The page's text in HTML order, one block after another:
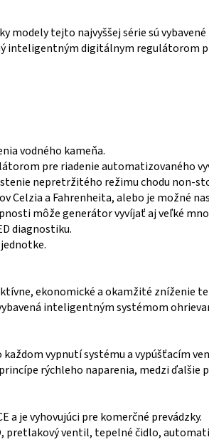
modely tejto najvyššej série sú
inteligentným digitálnym regulátorom
vodného kameňa.
pre riadenie automatizovaného
nepretržitého režimu chodu non-
a Fahrenheita, alebo je možné
môže generátor vyvíjať aj veľké
diagnostiku.
ekonomické a okamžité zníženie
inteligentným systémom
vypnutí systému a vypúšťacím
rýchleho naparenia, medzi ďalšie
je vyhovujúci pre komerčné prevádzky.
pretlakový ventil, tepelné čidlo,